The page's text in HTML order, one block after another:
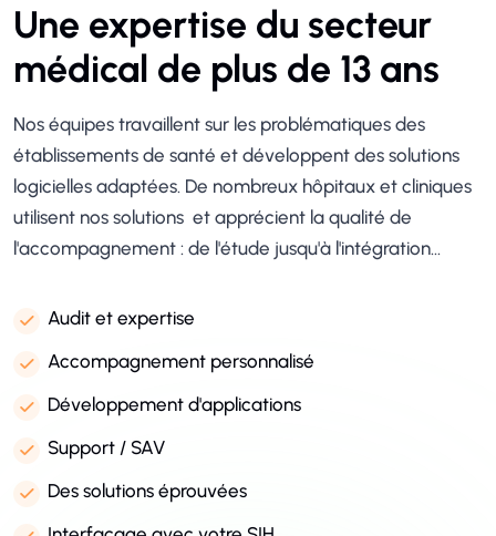
Une expertise du secteur
médical de plus de 13 ans
Nos équipes travaillent sur les problématiques des
établissements de santé et développent des solutions
logicielles adaptées. De nombreux hôpitaux et cliniques
utilisent nos solutions et apprécient la qualité de
l'accompagnement : de l'étude jusqu'à l'intégration...
Audit et expertise
Accompagnement personnalisé
Développement d'applications
Support / SAV
Des solutions éprouvées